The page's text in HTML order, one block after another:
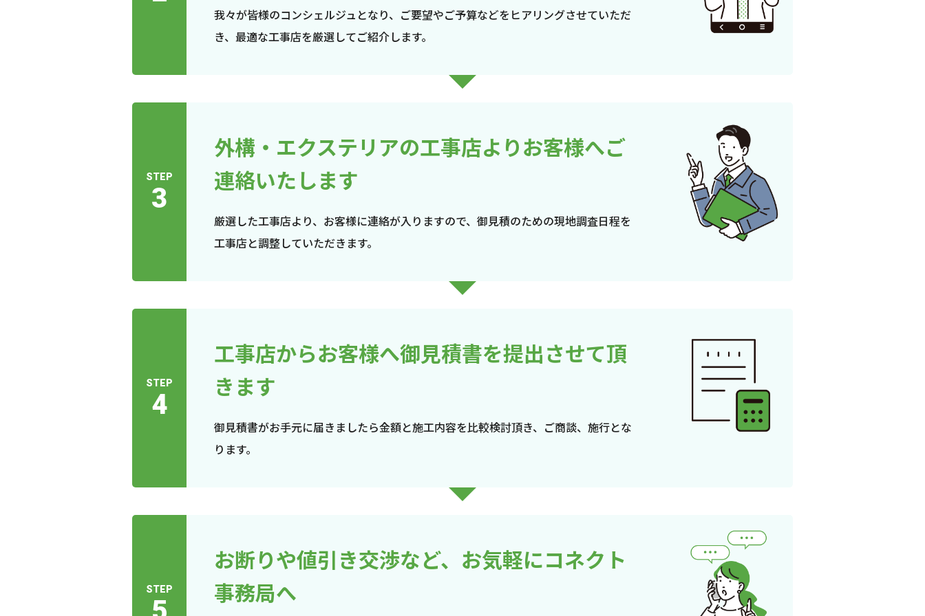
我々が皆様のコンシェルジュとなり、ご要望やご予算などをヒアリングさせていただ
き、最適な工事店を厳選してご紹介します。
STEP
3
外構・エクステリアの工事店よりお客様へご
連絡いたします
厳選した工事店より、お客様に連絡が入りますので、御見積のための現地調査日程を
工事店と調整していただきます。
STEP
4
工事店からお客様へ御見積書を提出させて頂
きます
御見積書がお手元に届きましたら金額と施工内容を比較検討頂き、ご商談、施行とな
ります。
STEP
お断りや値引き交渉など、お気軽にコネクト
事務局へ